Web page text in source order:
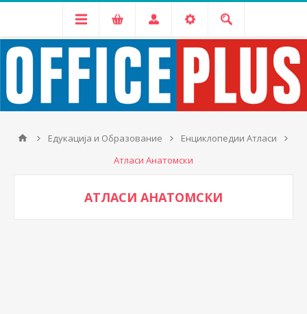
Едукација и Образование
Енциклопедии Атласи
Атласи Анатомски
АТЛАСИ АНАТОМСКИ